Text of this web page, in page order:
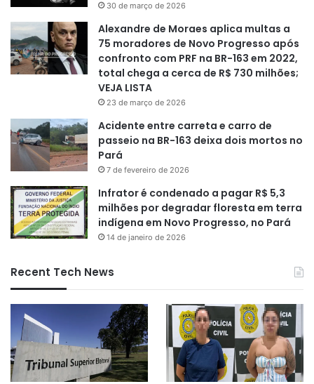
30 de março de 2026
Alexandre de Moraes aplica multas a
75 moradores de Novo Progresso após
confronto com PRF na BR-163 em 2022,
total chega a cerca de R$ 730 milhões;
VEJA LISTA
23 de março de 2026
Acidente entre carreta e carro de
passeio na BR-163 deixa dois mortos no
Pará
7 de fevereiro de 2026
Infrator é condenado a pagar R$ 5,3
milhões por degradar floresta em terra
indígena em Novo Progresso, no Pará
14 de janeiro de 2026
Recent Tech News